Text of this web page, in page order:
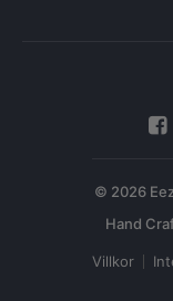
© 2026
Villkor